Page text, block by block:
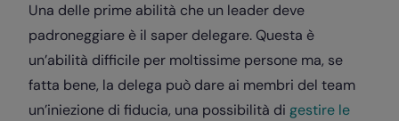
Una delle prime abilità che un leader deve
padroneggiare è il saper delegare. Questa è
un’abilità difficile per moltissime persone ma, se
fatta bene, la delega può dare ai membri del team
un’iniezione di fiducia, una possibilità di gestire le